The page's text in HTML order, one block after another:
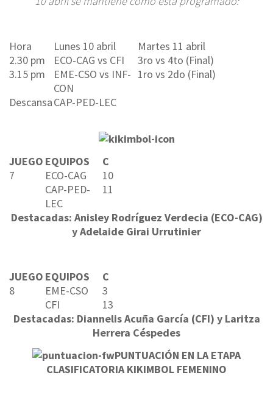
Hora Lunes 10 abril
Martes 11 abril
2.30 pm
ECO-CAG vs CFI
3ro vs 4to (Final)
3.15 pm
EME-CSO vs INF-
CON
1ro vs 2do (Final)
DescansaCAP-PED-LEC
JUEGO EQUIPOS
C
7
ECO-CAG
10
CAP-PED-
LEC
11
Destacadas: Anisley Rodríguez Verdecia (ECO-CAG)
y Adelaide Girai Urrutinier
JUEGO EQUIPOS
C
8
EME-CSO
3
CFI
13
Destacadas: Diannelis Acuña García (CFI) y Laritza
Herrera Céspedes
PUNTUACIÓN EN LA ETAPA
CLASIFICATORIA KIKIMBOL FEMENINO